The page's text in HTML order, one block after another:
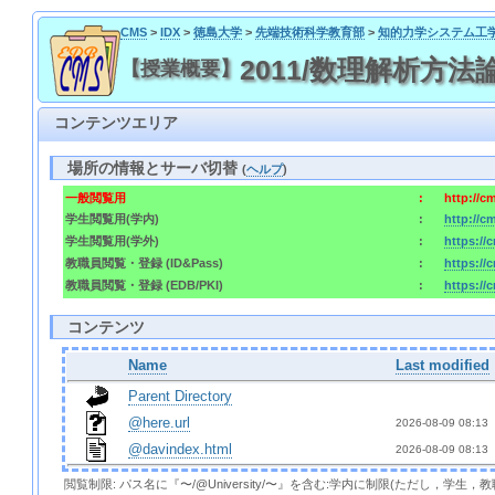
CMS> IDX> 徳島大学> 先端技術科学教育部> 知的力学システム工
【授業概要】 2011/数理解析方
コンテンツエリア
場所の情報とサーバ切替(ヘルプ)
一般閲覧用 :
http://
学生閲覧用(学内)
:
http://
学生閲覧用(学外)
:
https://
教職員閲覧・登録 (ID&Pass)
:
https://
教職員閲覧・登録 (EDB/PKI)
: https://
コンテンツ
Name
Last modified
Parent Directory
@here.url
2026-08-09 08:13
@davindex.html 2026-08-09 08:13
閲覧制限: パス名に『〜/@University/〜』を含む:学内に制限(ただし，学生，